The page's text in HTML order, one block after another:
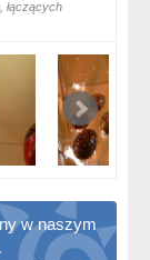
łączących
w naszym